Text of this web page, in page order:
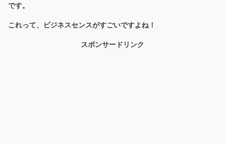
です。
これって、ビジネスセンスがすごいですよね！
スポンサードリンク